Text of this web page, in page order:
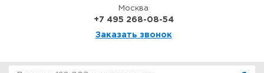
Москва
+7 495 268-08-54
Заказать звонок